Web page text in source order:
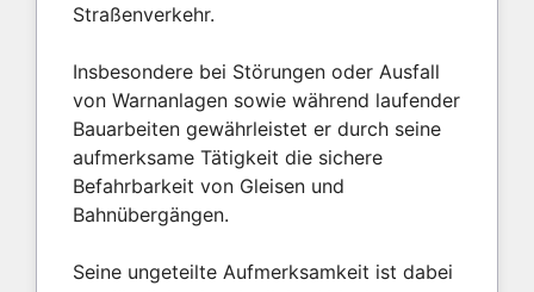
Straßenverkehr.
Insbesondere bei Störungen oder Ausfall
von Warnanlagen sowie während laufender
Bauarbeiten gewährleistet er durch seine
aufmerksame Tätigkeit die sichere
Befahrbarkeit von Gleisen und
Bahnübergängen.
Seine ungeteilte Aufmerksamkeit ist dabei